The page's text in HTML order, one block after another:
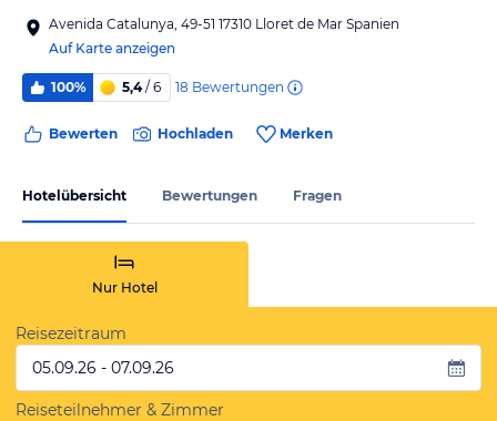
Avenida Catalunya, 49-51 17310 Lloret de Mar Spanien
Auf Karte anzeigen
100% 5,4/ 6 18 Bewertungen
Bewerten Hochladen Merken
Hotelübersicht Bewertungen Fragen
Nur Hotel
Reisezeitraum
05.09.26 - 07.09.26
Reiseteilnehmer & Zimmer